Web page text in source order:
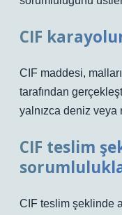
CIF
CIF maddesi,
tarafından
yalnızca deniz veya
CIF teslim
CIF teslim şeklinde